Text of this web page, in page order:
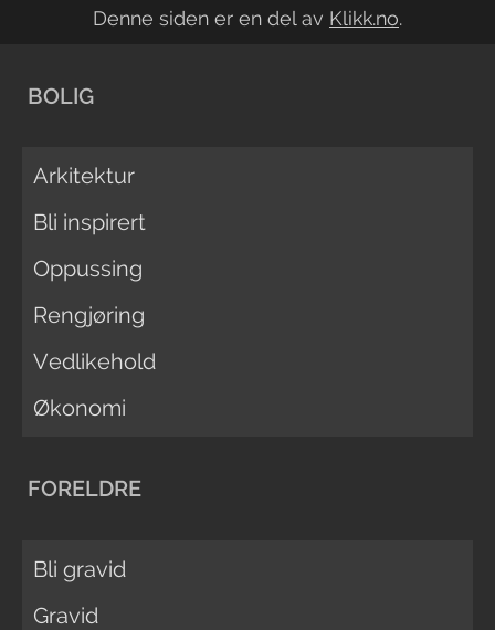
Denne siden er en del av Klikk.no.
BOLIG
Arkitektur
Bli inspirert
Oppussing
Rengjøring
Vedlikehold
Økonomi
FORELDRE
Bli gravid
Gravid